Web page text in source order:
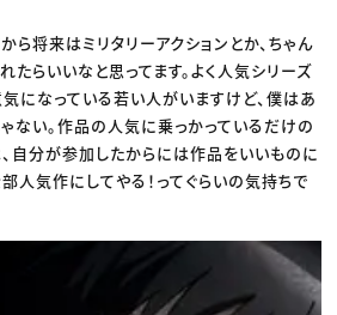
ら将来はミリタリーアクションとか、ちゃん
たらいいなと思ってます。よく人気シリーズ
になっている若い人がいますけど、僕はあ
ない。作品の人気に乗っかっているだけの
自分が参加したからには作品をいいものに
人気作にしてやる！ってぐらいの気持ちで